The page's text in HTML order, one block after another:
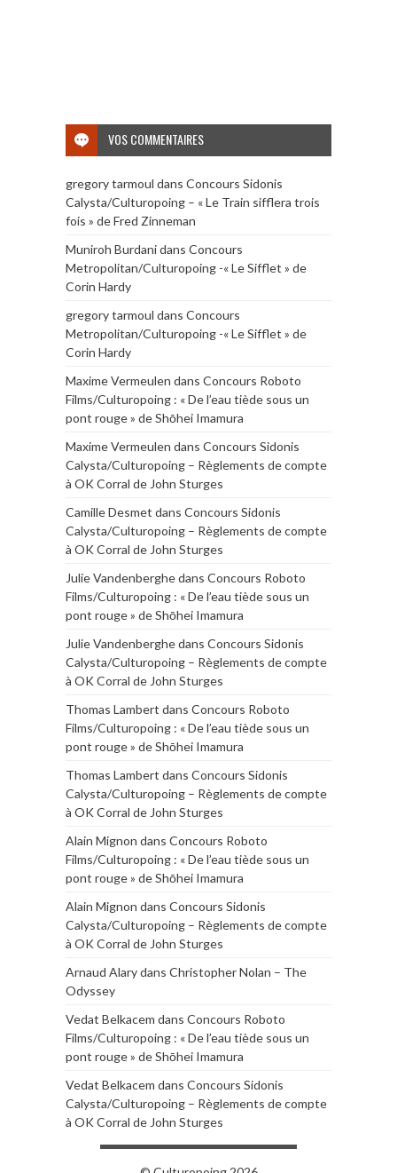
VOS COMMENTAIRES
gregory tarmoul dans Concours Sidonis
Calysta/Culturopoing – « Le Train sifflera trois
fois » de Fred Zinneman
Muniroh Burdanidans Concours
Metropolitan/Culturopoing -« Le Sifflet » de
Corin Hardy
gregory tarmoul dans Concours
Metropolitan/Culturopoing -« Le Sifflet » de
Corin Hardy
Maxime Vermeulen dans Concours Roboto
Films/Culturopoing : « De l’eau tiède sous un
pont rouge » de Shōhei Imamura
Maxime Vermeulen dans Concours Sidonis
Calysta/Culturopoing – Règlements de compte
à OK Corral de John Sturges
Camille Desmet dans Concours Sidonis
Calysta/Culturopoing – Règlements de compte
à OK Corral de John Sturges
Julie Vandenberghedans Concours Roboto
Films/Culturopoing : « De l’eau tiède sous un
pont rouge » de Shōhei Imamura
Julie Vandenberghedans Concours Sidonis
Calysta/Culturopoing – Règlements de compte
à OK Corral de John Sturges
Thomas Lambert dans Concours Roboto
Films/Culturopoing : « De l’eau tiède sous un
pont rouge » de Shōhei Imamura
Thomas Lambert dans Concours Sidonis
Calysta/Culturopoing – Règlements de compte
à OK Corral de John Sturges
Alain Mignon dans Concours Roboto
Films/Culturopoing : « De l’eau tiède sous un
pont rouge » de Shōhei Imamura
Alain Mignon dans Concours Sidonis
Calysta/Culturopoing – Règlements de compte
à OK Corral de John Sturges
Arnaud Alarydans Christopher Nolan – The
Odyssey
Vedat Belkacem dans Concours Roboto
Films/Culturopoing : « De l’eau tiède sous un
pont rouge » de Shōhei Imamura
Vedat Belkacem dans Concours Sidonis
Calysta/Culturopoing – Règlements de compte
à OK Corral de John Sturges